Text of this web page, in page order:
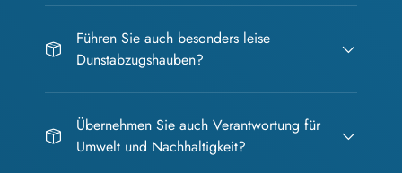
Führen Sie auch besonders leise
Dunstabzugshauben?
Übernehmen Sie auch Verantwortung für
Umwelt und Nachhaltigkeit?